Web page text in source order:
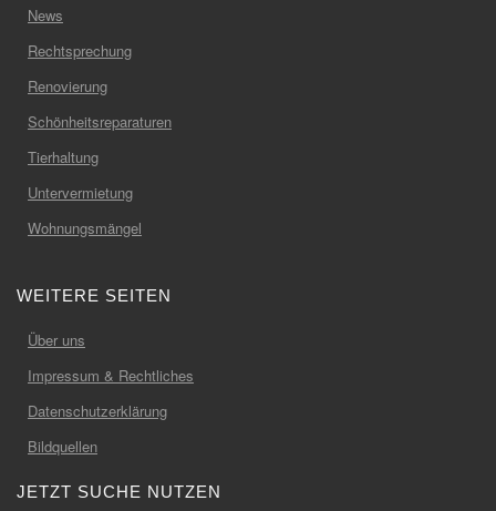
News
Rechtsprechung
Renovierung
Schönheitsreparaturen
Tierhaltung
Untervermietung
Wohnungsmängel
WEITERE SEITEN
Über uns
Impressum & Rechtliches
Datenschutzerklärung
Bildquellen
JETZT SUCHE NUTZEN